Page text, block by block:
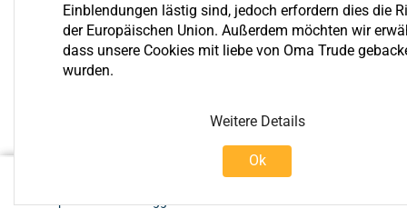
Shop Einloggen
0
Warenkorb Mehr
Einblendungen lästig sind, jedoch erfordern dies die
der Europäischen Union. Außerdem möchten wir
dass unsere Cookies mit liebe von Oma Trude
wurden.
Weitere Details
Ok